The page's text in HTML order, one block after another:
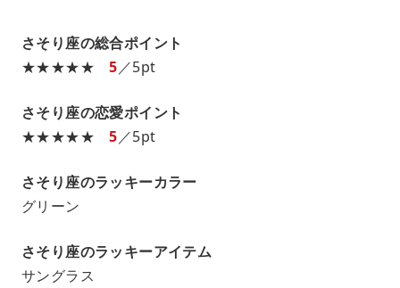
さそり座の総合ポイント
★★★★★5／5pt
さそり座の恋愛ポイント
★★★★★5／5pt
さそり座のラッキーカラー
グリーン
さそり座のラッキーアイテム
サングラス